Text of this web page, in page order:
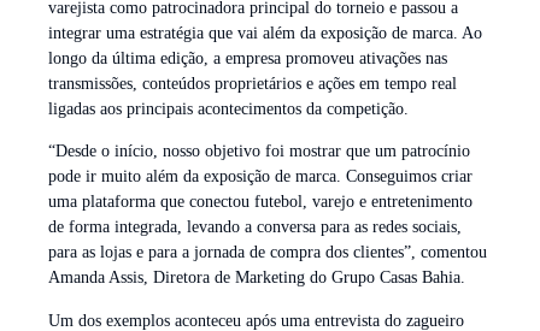
varejista como patrocinadora principal do torneio e passou a
integrar uma estratégia que vai além da exposição de marca. Ao
longo da última edição, a empresa promoveu ativações nas
transmissões, conteúdos proprietários e ações em tempo real
ligadas aos principais acontecimentos da competição.
“Desde o início, nosso objetivo foi mostrar que um patrocínio
pode ir muito além da exposição de marca. Conseguimos criar
uma plataforma que conectou futebol, varejo e entretenimento
de forma integrada, levando a conversa para as redes sociais,
para as lojas e para a jornada de compra dos clientes”, comentou
Amanda Assis, Diretora de Marketing do Grupo Casas Bahia.
Um dos exemplos aconteceu após uma entrevista do zagueiro